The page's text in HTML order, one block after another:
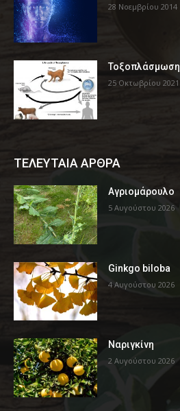
28 Νοεμβρίου 2014
Τοξοπλάσμωση
25 Οκτωβρίου 2021
ΤΕΛΕΥΤΑΙΑ ΑΡΘΡΑ
Αγριομάρουλο
5 Αυγούστου 2026
Ginkgo biloba
4 Αυγούστου 2026
Ναριγκίνη
2 Αυγούστου 2026